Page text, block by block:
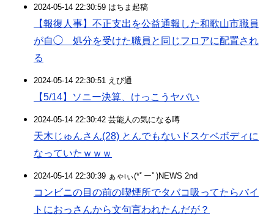
2024-05-14 22:30:59 はちま起稿
【報復人事】不正支出を公益通報した和歌山市職員
が自◯ 処分を受けた職員と同じフロアに配置され
る
2024-05-14 22:30:51 えび通
【5/14】ソニー決算、けっこうヤバい
2024-05-14 22:30:42 芸能人の気になる噂
天木じゅんさん(28) とんでもないドスケベボディに
なっていたｗｗｗ
2024-05-14 22:30:39 ぁゃιぃ(*ﾟーﾟ)NEWS 2nd
コンビニの目の前の喫煙所でタバコ吸ってたらバイ
トにおっさんから文句言われたんだが？